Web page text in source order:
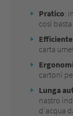
Pratico:
così
Efficiente
carta
cartoni
Lunga
nastro
d'acqua